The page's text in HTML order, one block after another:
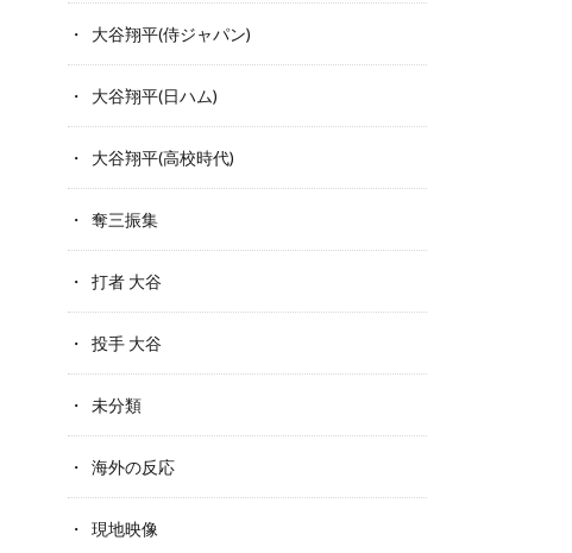
大谷翔平(侍ジャパン)
大谷翔平(日ハム)
大谷翔平(高校時代)
奪三振集
打者 大谷
投手 大谷
未分類
海外の反応
現地映像